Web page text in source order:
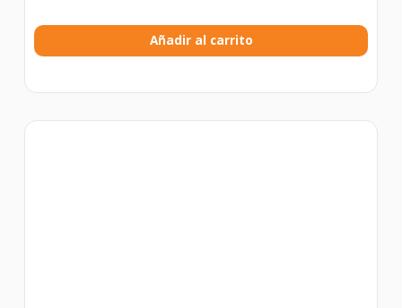
Añadir al carrito